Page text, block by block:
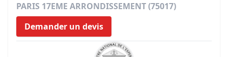
PARIS 17EME ARRONDISSEMENT (75017)
Demander un devis